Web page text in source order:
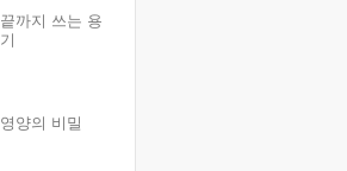
끝까지 쓰는 용
기
영양의 비밀